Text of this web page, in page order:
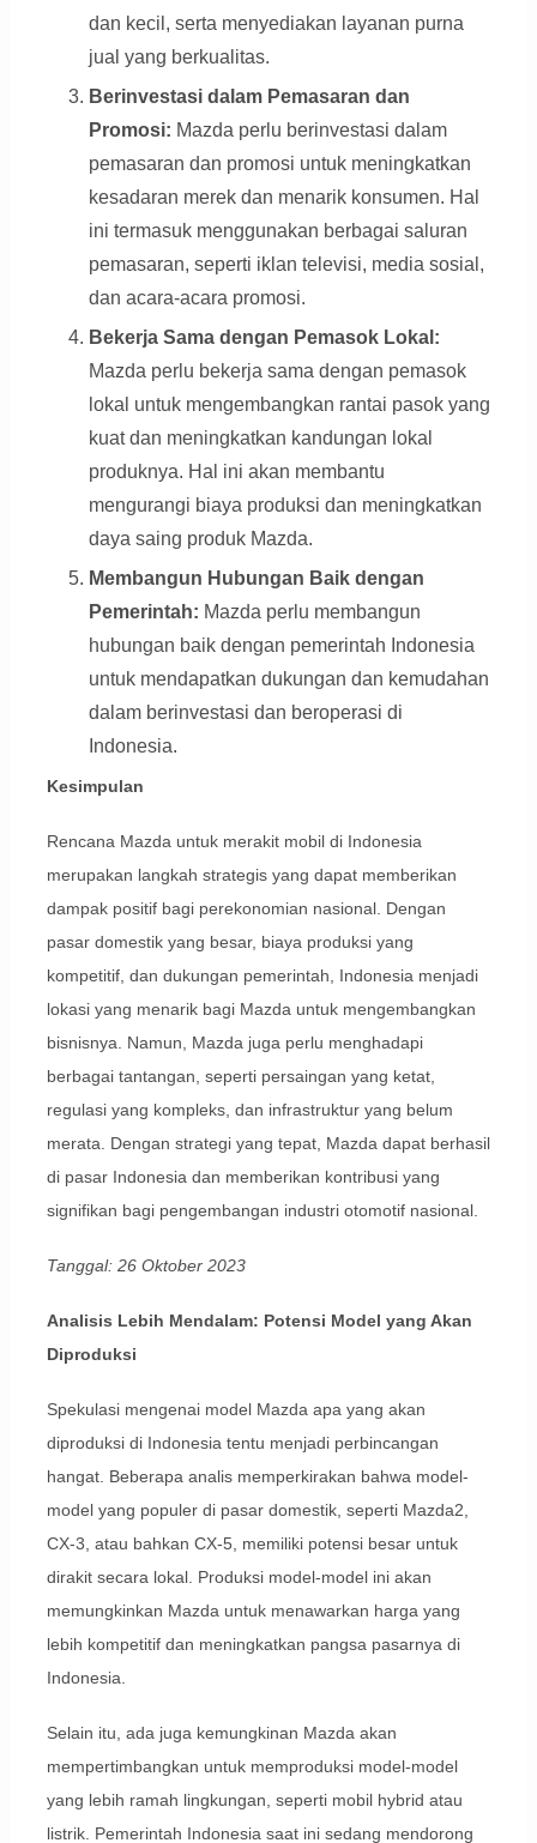
dan kecil, serta menyediakan layanan purna
jual yang berkualitas.
Berinvestasi dalam Pemasaran dan
Promosi: Mazda perlu berinvestasi dalam
pemasaran dan promosi untuk meningkatkan
kesadaran merek dan menarik konsumen. Hal
ini termasuk menggunakan berbagai saluran
pemasaran, seperti iklan televisi, media sosial,
dan acara-acara promosi.
Bekerja Sama dengan Pemasok Lokal:
Mazda perlu bekerja sama dengan pemasok
lokal untuk mengembangkan rantai pasok yang
kuat dan meningkatkan kandungan lokal
produknya. Hal ini akan membantu
mengurangi biaya produksi dan meningkatkan
daya saing produk Mazda.
Membangun Hubungan Baik dengan
Pemerintah: Mazda perlu membangun
hubungan baik dengan pemerintah Indonesia
untuk mendapatkan dukungan dan kemudahan
dalam berinvestasi dan beroperasi di
Indonesia.
Kesimpulan
Rencana Mazda untuk merakit mobil di Indonesia
merupakan langkah strategis yang dapat memberikan
dampak positif bagi perekonomian nasional. Dengan
pasar domestik yang besar, biaya produksi yang
kompetitif, dan dukungan pemerintah, Indonesia menjadi
lokasi yang menarik bagi Mazda untuk mengembangkan
bisnisnya. Namun, Mazda juga perlu menghadapi
berbagai tantangan, seperti persaingan yang ketat,
regulasi yang kompleks, dan infrastruktur yang belum
merata. Dengan strategi yang tepat, Mazda dapat berhasil
di pasar Indonesia dan memberikan kontribusi yang
signifikan bagi pengembangan industri otomotif nasional.
Tanggal: 26 Oktober 2023
Analisis Lebih Mendalam: Potensi Model yang Akan
Diproduksi
Spekulasi mengenai model Mazda apa yang akan
diproduksi di Indonesia tentu menjadi perbincangan
hangat. Beberapa analis memperkirakan bahwa model-
model yang populer di pasar domestik, seperti Mazda2,
CX-3, atau bahkan CX-5, memiliki potensi besar untuk
dirakit secara lokal. Produksi model-model ini akan
memungkinkan Mazda untuk menawarkan harga yang
lebih kompetitif dan meningkatkan pangsa pasarnya di
Indonesia.
Selain itu, ada juga kemungkinan Mazda akan
mempertimbangkan untuk memproduksi model-model
yang lebih ramah lingkungan, seperti mobil hybrid atau
listrik. Pemerintah Indonesia saat ini sedang mendorong
Display Ads